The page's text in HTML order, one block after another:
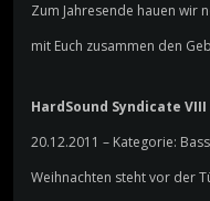
Zum Jahresende hauen wir
mit Euch zusammen den
HardSound Syndicate
20.12.2011 – Kategorie:
Weihnachten steht vor der